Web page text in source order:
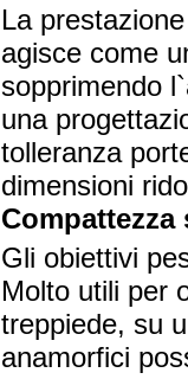
La
agisce come
sopprimendo
una
tolleranza
dimensioni
Compattezza
Gli obiettivi
Molto utili per
treppiede, su
anamorfici